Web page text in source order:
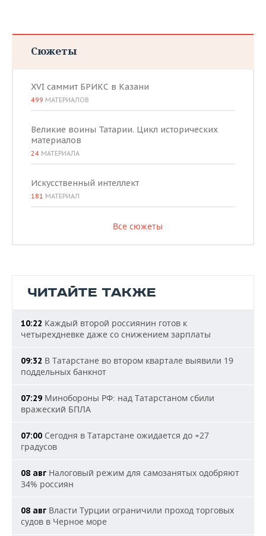
Сюжеты
XVI саммит БРИКС в Казани
499 МАТЕРИАЛОВ
Великие воины Татарии. Цикл исторических
материалов
24 МАТЕРИАЛА
Искусственный интеллект
181 МАТЕРИАЛ
Все сюжеты
ЧИТАЙТЕ ТАКЖЕ
10:22 Каждый второй россиянин готов к
четырехдневке даже со снижением зарплаты
09:32 В Татарстане во втором квартале выявили 19
поддельных банкнот
07:29 Минобороны РФ: над Татарстаном сбили
вражеский БПЛА
07:00 Сегодня в Татарстане ожидается до +27
градусов
08 авг Налоговый режим для самозанятых одобряют
34% россиян
08 авг Власти Турции ограничили проход торговых
судов в Черное море